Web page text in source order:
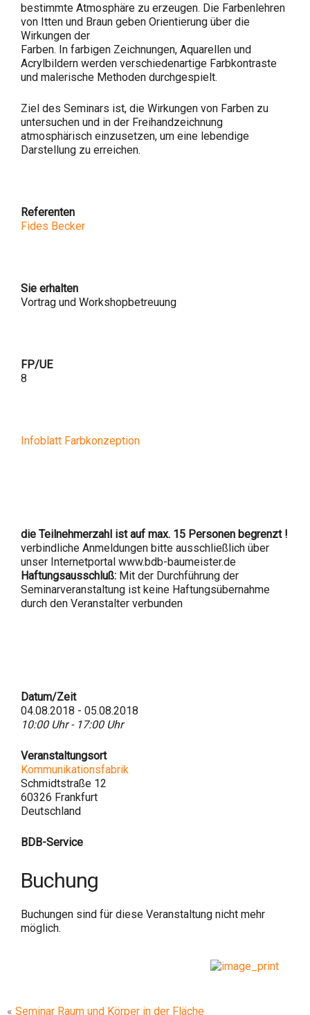
bestimmte Atmosphäre zu erzeugen. Die Farbenlehren
von Itten und Braun geben Orientierung über die
Wirkungen der
Farben. In farbigen Zeichnungen, Aquarellen und
Acrylbildern werden verschiedenartige Farbkontraste
und malerische Methoden durchgespielt.
Ziel des Seminars ist, die Wirkungen von Farben zu
untersuchen und in der Freihandzeichnung
atmosphärisch einzusetzen, um eine lebendige
Darstellung zu erreichen.
Referenten
Fides Becker
Sie erhalten
Vortrag und Workshopbetreuung
FP/UE
8
Infoblatt Farbkonzeption
die Teilnehmerzahl ist auf max. 15 Personen begrenzt !
verbindliche Anmeldungen bitte ausschließlich über
unser Internetportal www.bdb-baumeister.de
Haftungsausschluß: Mit der Durchführung der
Seminarveranstaltung ist keine Haftungsübernahme
durch den Veranstalter verbunden
Datum/Zeit
04.08.2018 - 05.08.2018
10:00 Uhr - 17:00 Uhr
Veranstaltungsort
Kommunikationsfabrik
Schmidtstraße 12
60326 Frankfurt
Deutschland
BDB-Service
Buchung
Buchungen sind für diese Veranstaltung nicht mehr
möglich.
« Seminar Raum und Körper in der Fläche